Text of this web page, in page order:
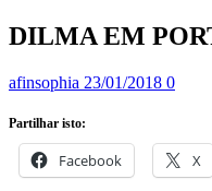
DILMA EM
afinsophia 23/01/2018 0
Partilhar isto:
Facebook X